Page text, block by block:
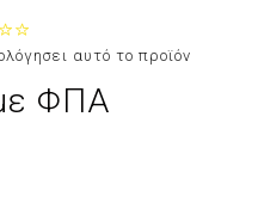
αυτό το προϊόν
ΦΠΑ